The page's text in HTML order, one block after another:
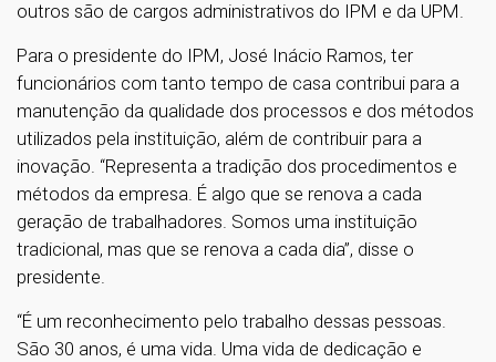
outros são de cargos administrativos do IPM e da UPM.
Para o presidente do IPM, José Inácio Ramos, ter
funcionários com tanto tempo de casa contribui para a
manutenção da qualidade dos processos e dos métodos
utilizados pela instituição, além de contribuir para a
inovação. “Representa a tradição dos procedimentos e
métodos da empresa. É algo que se renova a cada
geração de trabalhadores. Somos uma instituição
tradicional, mas que se renova a cada dia”, disse o
presidente.
“É um reconhecimento pelo trabalho dessas pessoas.
São 30 anos, é uma vida. Uma vida de dedicação e